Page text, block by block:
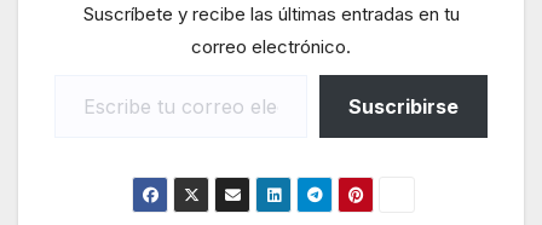
Suscríbete y recibe las últimas entradas en tu
correo electrónico.
Suscribirse